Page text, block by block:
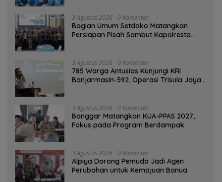
3 Agustus 2026 0 Komentar
Bagian Umum Setdako Matangkan
Persiapan Pisah Sambut Kapolresta
3 Agustus 2026 0 Komentar
785 Warga Antusias Kunjungi KRI
Banjarmasin-592, Operasi Trisula Jaya
3 Agustus 2026 0 Komentar
‎Banggar Matangkan KUA-PPAS 2027,
Fokus pada Program Berdampak
3 Agustus 2026 0 Komentar
‎Alpiya Dorong Pemuda Jadi Agen
Perubahan untuk Kemajuan Banua ‎